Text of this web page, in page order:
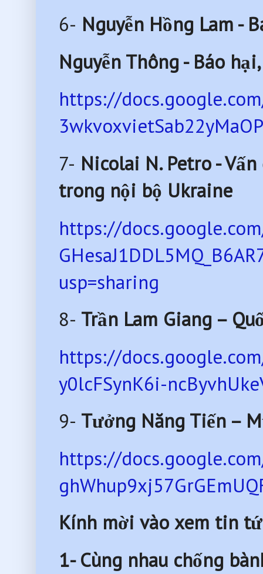
6- Nguyễn Hồng Lam -
Nguyễn Thông - Báo
https://
7- Nicolai N. Petro -
trong nội bộ Ukraine
https://
usp=sharing
8- Trần Lam Giang –
https://
y0lcFSynK6i-
9- Tưởng Năng Tiến –
https://
Kính mời vào xem tin
1- Cùng nhau chống